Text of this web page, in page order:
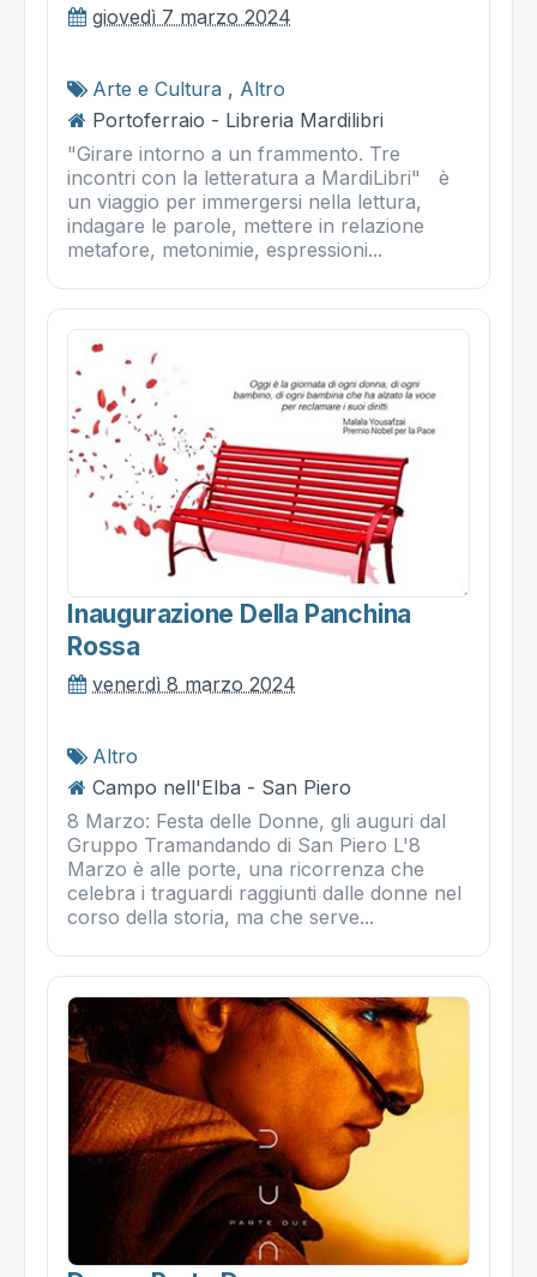
giovedì 7 marzo 2024
Arte e Cultura , Altro
Portoferraio - Libreria Mardilibri
"Girare intorno a un frammento. Tre
incontri con la letteratura a MardiLibri" è
un viaggio per immergersi nella lettura,
indagare le parole, mettere in relazione
metafore, metonimie, espressioni...
Inaugurazione Della Panchina
Rossa
venerdì 8 marzo 2024
Altro
Campo nell'Elba - San Piero
8 Marzo: Festa delle Donne, gli auguri dal
Gruppo Tramandando di San Piero L'8
Marzo è alle porte, una ricorrenza che
celebra i traguardi raggiunti dalle donne nel
corso della storia, ma che serve...